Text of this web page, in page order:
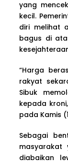
yang
kecil.
diri melihat
bagus di
“Harga
rakyat
Sibuk
kepada
pada Kamis
Sebagai
masyarakat
diabaikan